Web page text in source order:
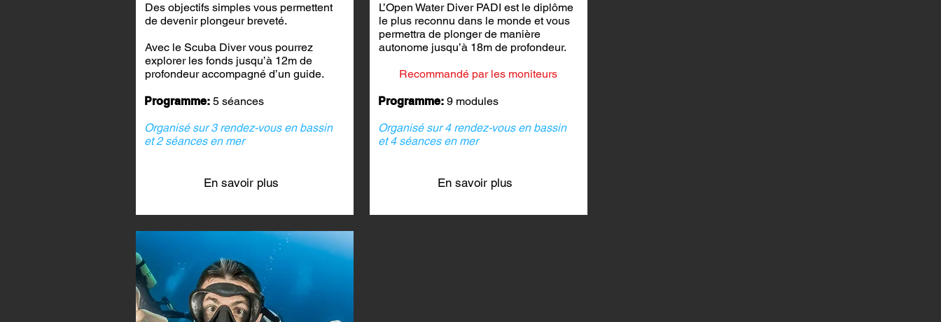
Des objectifs simples vous permettent
de devenir plongeur breveté.
Avec le Scuba Diver vous pourrez
explorer les fonds jusqu’à 12m de
profondeur accompagné d’un guide.
Programme:5 séances
Organisé sur 3 rendez-vous en bassin
et 2 séances en mer
En savoir plus
L’Open Water Diver PADI est le diplôme
le plus reconnu dans le monde et vous
permettra de plonger de manière
autonome jusqu’à 18m de profondeur.
Recommandé par les moniteurs
Programme:9 modules
Organisé sur 4 rendez-vous en bassin
et 4 séances en mer
En savoir plus